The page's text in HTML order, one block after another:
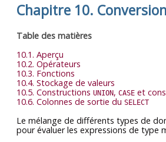
Chapitre 10.
Table des matières
10.1. Aperçu
10.2. Opérateurs
10.3. Fonctions
10.4. Stockage de valeurs
10.5. Constructions UNION, CASE et
10.6. Colonnes de sortie du SELECT
Le mélange de différents types de
pour évaluer les expressions de type